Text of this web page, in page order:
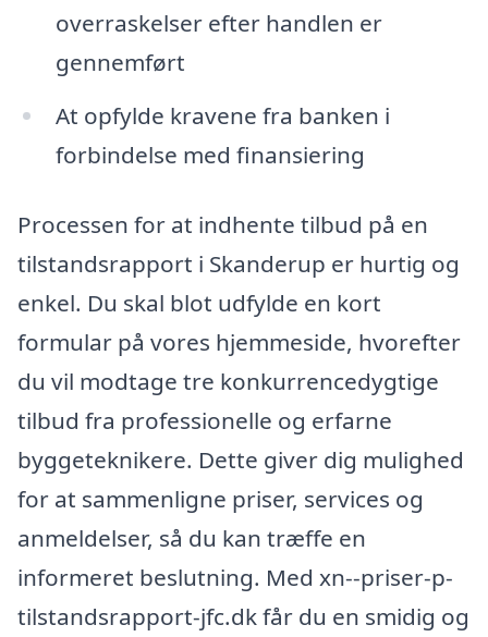
overraskelser efter handlen er
gennemført
At opfylde kravene fra banken i
forbindelse med finansiering
Processen for at indhente tilbud på en
tilstandsrapport i Skanderup er hurtig og
enkel. Du skal blot udfylde en kort
formular på vores hjemmeside, hvorefter
du vil modtage tre konkurrencedygtige
tilbud fra professionelle og erfarne
byggeteknikere. Dette giver dig mulighed
for at sammenligne priser, services og
anmeldelser, så du kan træffe en
informeret beslutning. Med xn--priser-p-
tilstandsrapport-jfc.dk får du en smidig og